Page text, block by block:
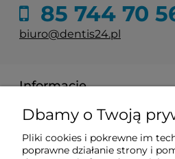
85 744 70
biuro@dentis24.pl
Informacje
Zakupy
Dbamy o Twoją
Pliki cookies i pokrewne im
poprawne działanie strony i